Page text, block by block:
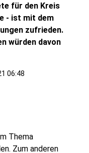
für den Kreis
- ist mit dem
zufrieden.
würden davon
06:48
Thema
Zum anderen